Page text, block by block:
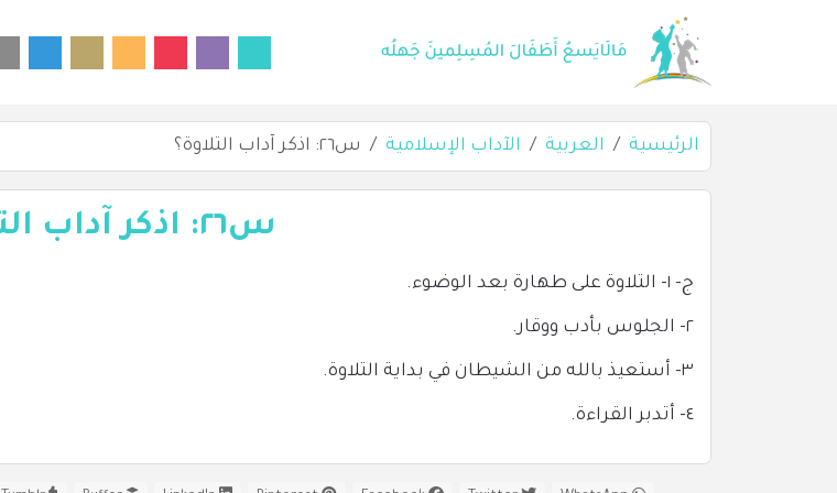
الرئيسية العربية الآداب الإسلامية س٢٦: اذكر آداب التلاوة؟
س٢٦: اذكر آداب التلاوة؟
ج- ١- التلاوة على طهارة بعد الوضوء.
٢- الجلوس بأدب ووقار.
٣- أستعيذ بالله من الشيطان في بداية التلاوة.
٤- أتدبر القراءة.